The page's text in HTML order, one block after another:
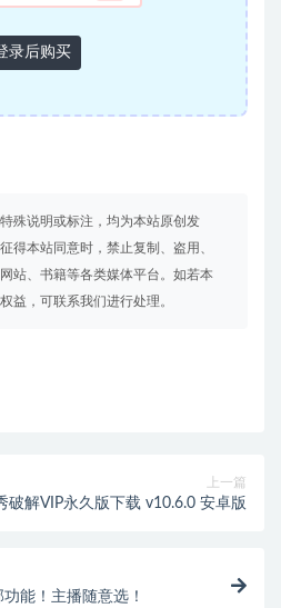
录后购买
殊说明或标注，均为本站原创发
得本站同意时，禁止复制、盗用、
站、书籍等各类媒体平台。如若本
益，可联系我们进行处理。
上一篇
破解VIP永久版下载 v10.6.0 安卓版
能！主播随意选！